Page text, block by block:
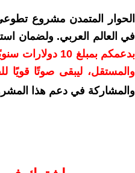
الحوار المتمدن مشروع
في العالم العربي. ولضمان
بدعمكم بمبلغ
والمستقل، ليبقى صوتًا قويًا
والمشاركة في دعم هذا